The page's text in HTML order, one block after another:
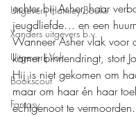
Uitgeverij Hamley Books
Xanders uitgevers b.v.
Uitgeverij Volt
Bookscout
Fantasy
echter bij Asher, haar
jeugdliefde… en een
Wanneer Asher vlak voor
kamer binnendringt, stort
Hij is niet gekomen om
maar om haar én haar
echtgenoot te vermoorden.